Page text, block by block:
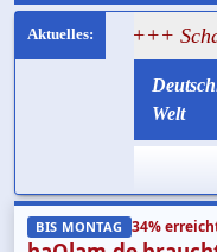
USA +++ Schabbat-
Welt
BIS MONTAG 34%